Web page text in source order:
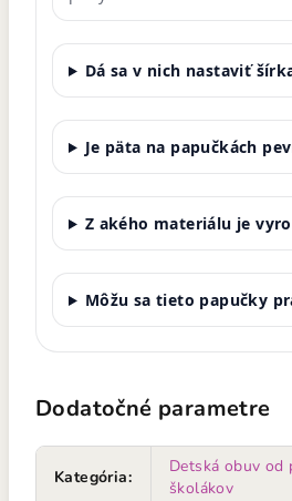
Dá sa v nich nastaviť
Je päta na papučkách
Z akého materiálu je
Môžu sa tieto papučky
Dodatočné parametre
Kategória:
Detská obuv od
školákov